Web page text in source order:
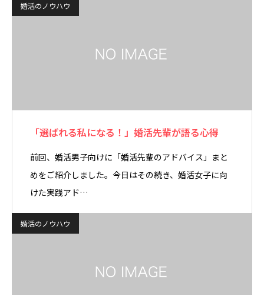
婚活のノウハウ
「選ばれる私になる！」婚活先輩が語る心得
前回、婚活男子向けに「婚活先輩のアドバイス」まと
めをご紹介しました。今日はその続き、婚活女子に向
けた実践アド…
婚活のノウハウ